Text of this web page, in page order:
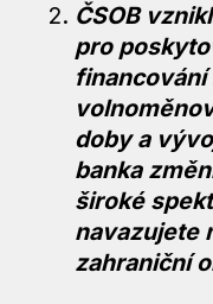
ČSOB
pro
financování
doby a
banka
široké
navazujete
zahraniční